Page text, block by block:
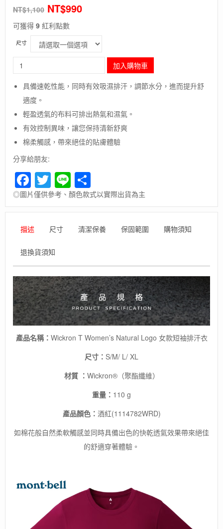
NT$1,100 NT$990
可獲得 9 紅利點數
尺寸
毛
日
【Montbell】
Wickron
T
Women's
Logo
女
款
短
袖
排
衣/
汗/
舒
適
觸
感
量
加入購物車
具備速乾性能，同時有效吸濕排汗，調節水分，進而提升舒
適度。
輕盈透氣的布料可排出熱氣和濕氣。
有效控制異味，讓您保持清新舒爽
棉柔觸感，帶來絕佳的貼膚體驗
分享給朋友:
Facebook
Twitter
Line
◎圖片僅供參考、顏色款式以實際出貨為主
描述 尺寸 清潔保養 保固範圍 購物須知
退換貨須知
產品名稱： Wickron T Women’s Natural Logo 女款短袖排汗衣
尺寸： S/M/ L/ XL
材質 ： Wickron®（聚酯纖維）
重量： 110 g
產品顏色： 酒紅(1114782WRD)
如棉花般自然柔軟觸感並同時具備出色的快乾透氣效果帶來絕佳
的舒適穿著體驗。